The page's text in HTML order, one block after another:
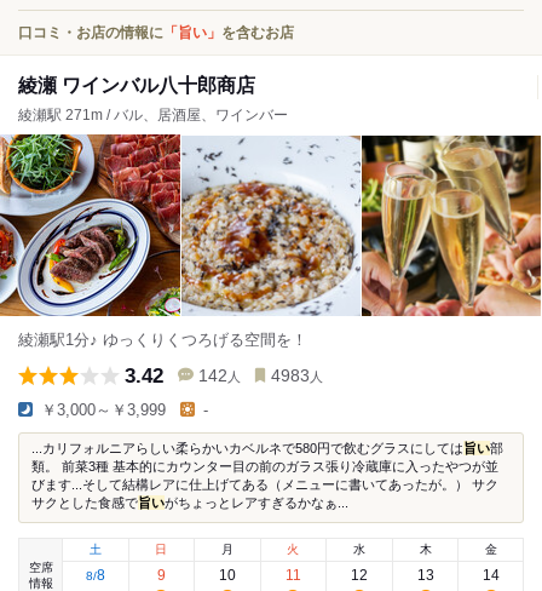
口コミ・お店の情報に 「旨い」 を含むお店
綾瀬 ワインバル八十郎商店
綾瀬駅 271m / バル、居酒屋、ワインバー
綾瀬駅1分♪ ゆっくりくつろげる空間を！
3.42 142 人 4983 人
￥3,000～￥3,999 -
...カリフォルニアらしい柔らかいカベルネで580円で飲むグラスにしては旨い部
類。 前菜3種 基本的にカウンター目の前のガラス張り冷蔵庫に入ったやつが並
びます...そして結構レアに仕上げてある（メニューに書いてあったが。） サク
サクとした食感で旨いがちょっとレアすぎるかなぁ...
空席
情報
土
8/8
日
9
月
10
火
11
水
12
木
13
金
14